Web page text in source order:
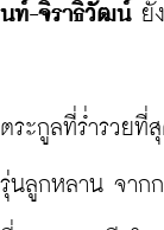
นท์-จิราธิวัฒน์ ยัง
ตระกูลที่ร่ำรวยที่
รุ่นลูกหลาน จาก